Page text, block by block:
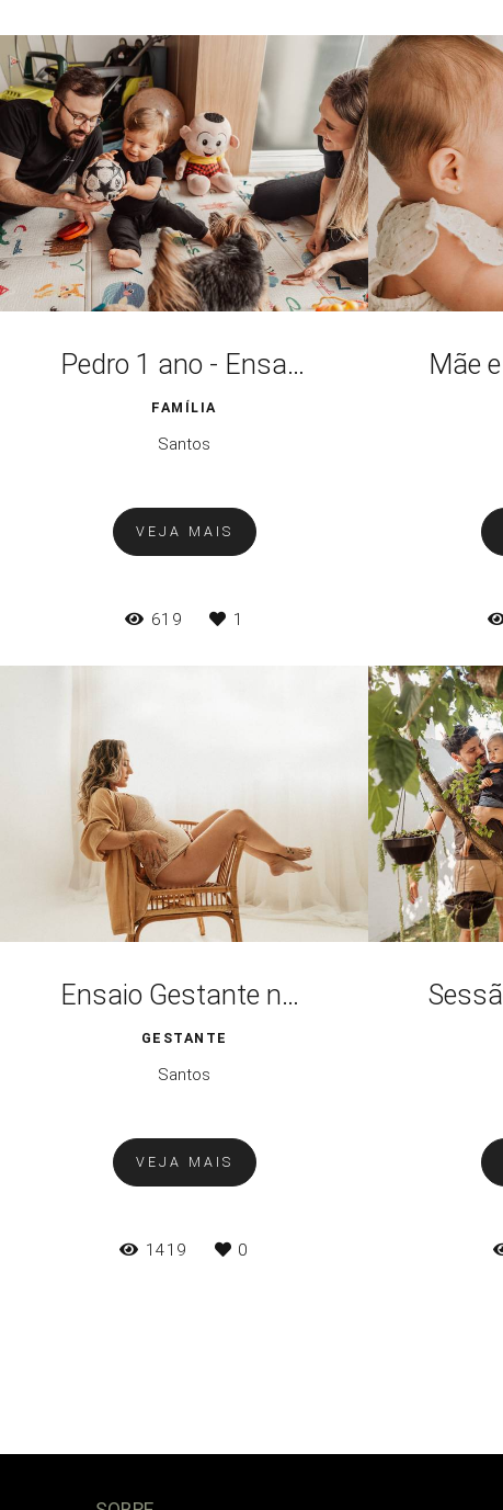
Pedro 1 ano - Ensaio Família em Casa
FAMÍLIA
Santos
VEJA MAIS
619 1
Ensaio Gestante no Estúdio em Santos
GESTANTE
Santos
VEJA MAIS
1419 0